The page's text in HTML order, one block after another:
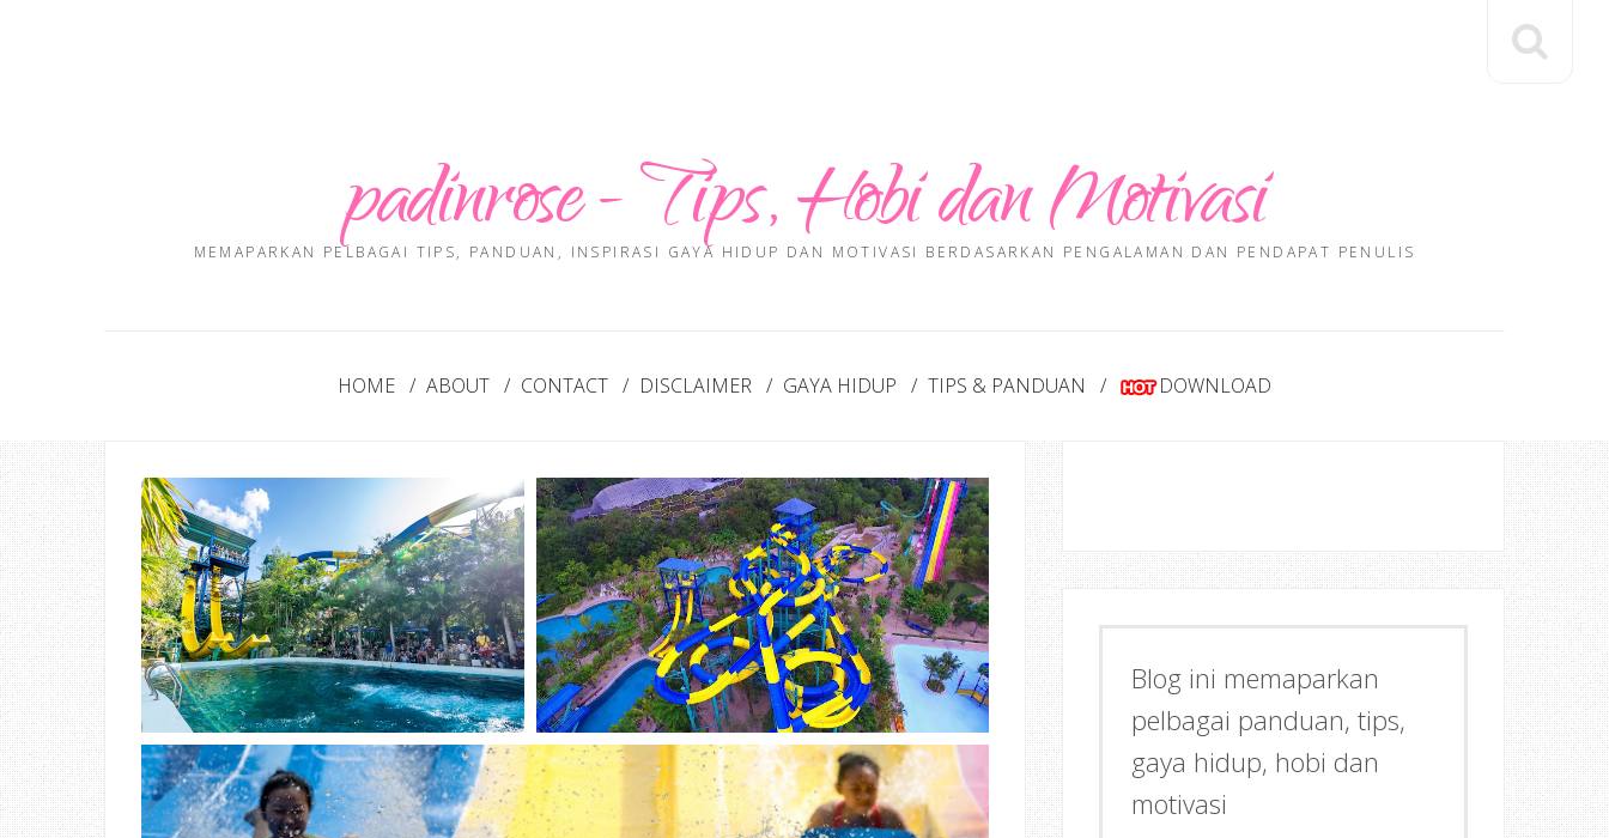
padinrose - Tips, Hobi dan Motivasi
MEMAPARKAN PELBAGAI TIPS, PANDUAN, INSPIRASI GAYA HIDUP DAN MOTIVASI BERDASARKAN PENGALAMAN DAN PENDAPAT PENULIS
HOME ABOUT CONTACT DISCLAIMER GAYA HIDUP TIPS & PANDUAN DOWNLOAD
Blog ini memaparkan
pelbagai panduan, tips,
gaya hidup, hobi dan
motivasi